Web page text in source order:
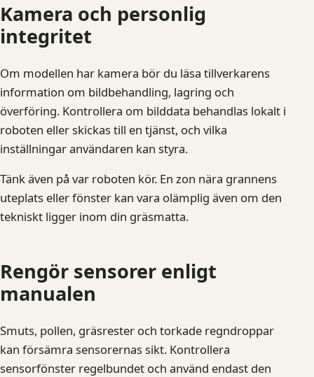
Kamera och personlig
integritet
Om modellen har kamera bör du läsa tillverkarens
information om bildbehandling, lagring och
överföring. Kontrollera om bilddata behandlas lokalt i
roboten eller skickas till en tjänst, och vilka
inställningar användaren kan styra.
Tänk även på var roboten kör. En zon nära grannens
uteplats eller fönster kan vara olämplig även om den
tekniskt ligger inom din gräsmatta.
Rengör sensorer enligt
manualen
Smuts, pollen, gräsrester och torkade regndroppar
kan försämra sensorernas sikt. Kontrollera
sensorfönster regelbundet och använd endast den